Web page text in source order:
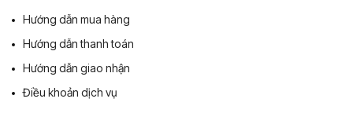
Hướng dẫn mua hàng
Hướng dẫn thanh toán
Hướng dẫn giao nhận
Điều khoản dịch vụ